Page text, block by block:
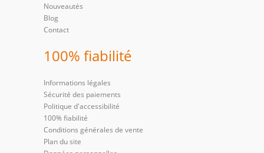
Nouveautés
Blog
Contact
100% fiabilité
Informations légales
Sécurité des paiements
Politique d'accessibilité
100% fiabilité
Conditions générales de vente
Plan du site